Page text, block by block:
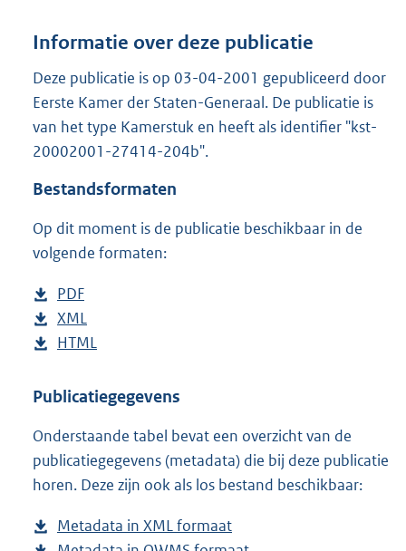
n
s
r
o
:
Informatie over deze publicatie
Deze publicatie is op 03-04-2001 gepubliceerd door
Eerste Kamer der Staten-Generaal. De publicatie is
van het type Kamerstuk en heeft als identifier "kst-
20002001-27414-204b".
Bestandsformaten
Op dit moment is de publicatie beschikbaar in de
volgende formaten:
D
o
w
l
a
d
p
b
PDF
e
s
a
d
s
g
o
D
o
n
o
a
d
u
XML
e
t
n
d
s
r
D
w
l
o
a
p
HTML
s
a
n
d
g
Publicatiegegevens
Onderstaande tabel bevat een overzicht van de
publicatiegegevens (metadata) die bij deze publicatie
horen. Deze zijn ook als los bestand beschikbaar:
Metadata in XML formaat